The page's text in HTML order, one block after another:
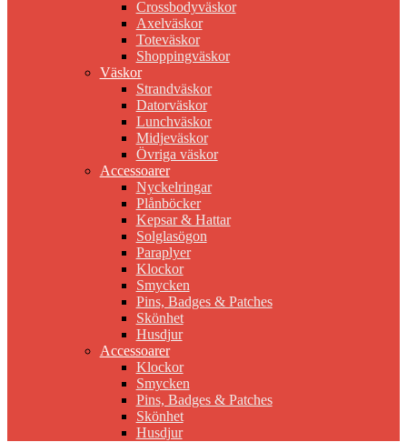
Crossbodyväskor
Axelväskor
Toteväskor
Shoppingväskor
Väskor
Strandväskor
Datorväskor
Lunchväskor
Midjeväskor
Övriga väskor
Accessoarer
Nyckelringar
Plånböcker
Kepsar & Hattar
Solglasögon
Paraplyer
Klockor
Smycken
Pins, Badges & Patches
Skönhet
Husdjur
Accessoarer
Klockor
Smycken
Pins, Badges & Patches
Skönhet
Husdjur